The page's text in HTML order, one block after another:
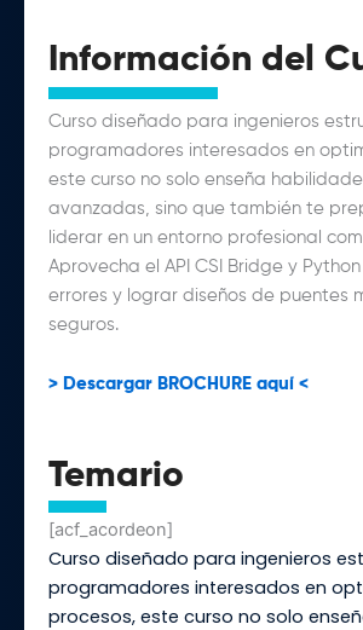
Información del
Curso diseñado para ingenieros
programadores interesados en
este curso no solo enseña
avanzadas, sino que también te
liderar en un entorno profesional
Aprovecha el API CSI Bridge y
errores y lograr diseños de puentes
seguros.
> Descargar BROCHURE aquí <
Temario
[acf_acordeon]
Curso diseñado para ingenieros
programadores interesados en
procesos, este curso no solo